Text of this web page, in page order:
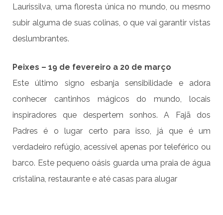
Laurissilva, uma floresta única no mundo, ou mesmo
subir alguma de suas colinas, o que vai garantir vistas
deslumbrantes.
Peixes – 19 de fevereiro a 20 de março
Este último signo esbanja sensibilidade e adora
conhecer cantinhos mágicos do mundo, locais
inspiradores que despertem sonhos. A Fajã dos
Padres é o lugar certo para isso, já que é um
verdadeiro refúgio, acessível apenas por teleférico ou
barco. Este pequeno oásis guarda uma praia de água
cristalina, restaurante e até casas para alugar